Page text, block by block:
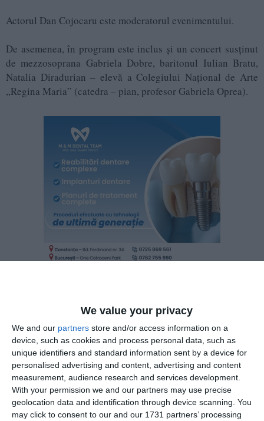
We value your privacy
We and our partners store and/or access information on a
device, such as cookies and process personal data, such as
unique identifiers and standard information sent by a device for
personalised advertising and content, advertising and content
measurement, audience research and services development.
With your permission we and our partners may use precise
geolocation data and identification through device scanning. You
may click to consent to our and our 1731 partners’ processing
Actorul Dan Cojocaru este moderatorul evenimentului.
De asemenea, în program este inclus și un concert susținut
de mezzosoprana Gabriela Dobre, baritonul Iulian Bratu,
Natalia Diradurian – elevă a Colegiului Național de Arte
„Regina Maria” (catedra – pian, profesor Gabriela Oprea).
LIVE VIDEO+TEXT Volumul „Agatha Nicolau - Din
Dragoste“, lansat la Biblioteca Județeană IN Roman din
Constanța (GALERIE FOTO+VIDEO)
Adaugă-ne ca sursă în Google
Urmărește-ne pe Google News